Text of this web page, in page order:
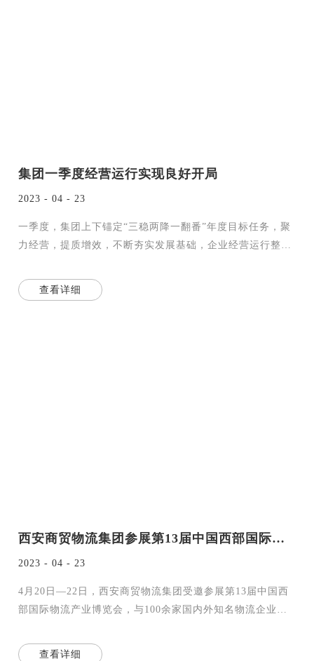
集团一季度经营运行实现良好开局
2023 - 04 - 23
一季度，集团上下锚定“三稳两降一翻番”年度目标任务，聚
力经营，提质增效，不断夯实发展基础，企业经营运行整体
查看详细
西安商贸物流集团参展第13届中国西部国际物流产业博览会
2023 - 04 - 23
4月20日—22日，西安商贸物流集团受邀参展第13届中国西
部国际物流产业博览会，与100余家国内外知名物流企业
西部国
查看详细